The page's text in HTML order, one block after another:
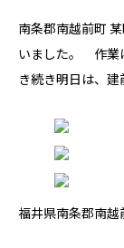
南条郡南越前町
いました。 作業
き続き明日は、
福井県南条郡南